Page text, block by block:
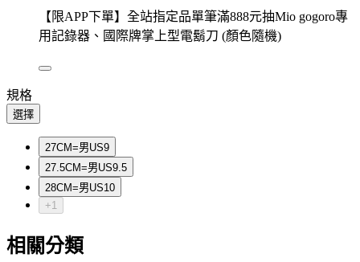
【限APP下單】全站指定品單筆滿888元抽Mio gogoro專
用記錄器、國際牌掌上型電鬍刀 (顏色隨機)
規格
選擇
27CM=男US9
27.5CM=男US9.5
28CM=男US10
+1
相關分類